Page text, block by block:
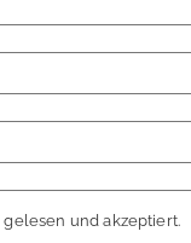
gelesen und akzeptiert.